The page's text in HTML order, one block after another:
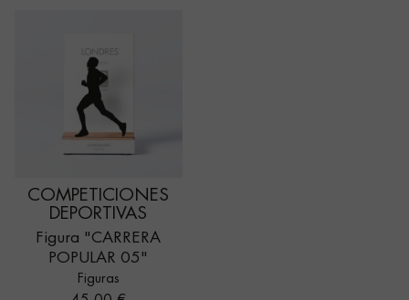
COMPETICIONES
DEPORTIVAS
Figura "CARRERA
POPULAR 05"
Figuras